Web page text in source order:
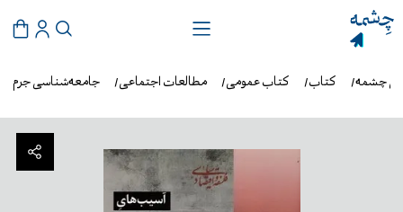
جامعه‌شناسی جرم مطالعات اجتماعی کتاب عمومی کتاب چشمه